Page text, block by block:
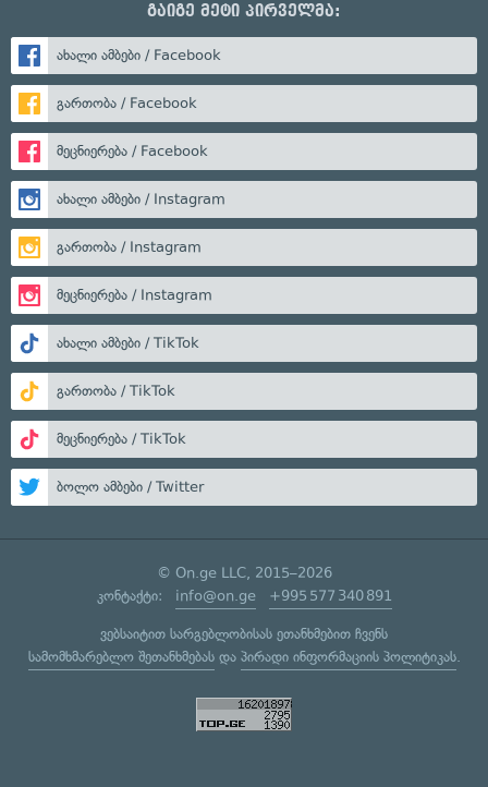
გაიგე მეტი პირველმა:
ახალი ამბები / Facebook
გართობა / Facebook
მეცნიერება / Facebook
ახალი ამბები / Instagram
გართობა / Instagram
მეცნიერება / Instagram
ახალი ამბები / TikTok
გართობა / TikTok
მეცნიერება / TikTok
ბოლო ამბები / Twitter
© On.ge LLC, 2015–2026
კონტაქტი: info@on.ge +995 577 340 891
ვებსაიტით სარგებლობისას ეთანხმებით ჩვენს
სამომხმარებლო შეთანხმებასდა პირადი ინფორმაციის პოლიტიკას.